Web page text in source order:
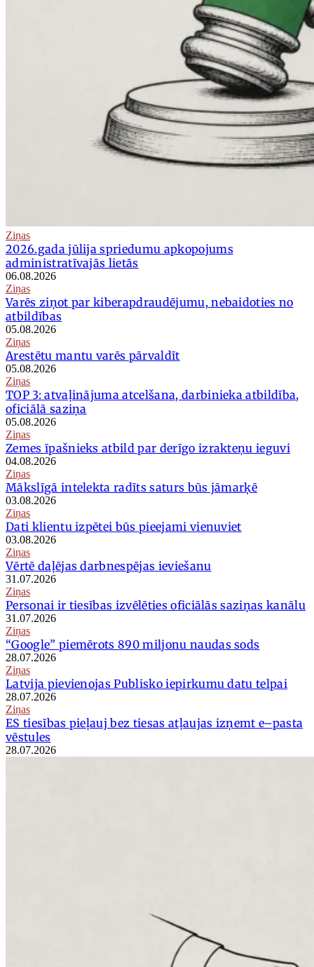
Ziņas
2026.gada jūlija spriedumu apkopojums
administratīvajās lietās
06.08.2026
Ziņas
Varēs ziņot par kiberapdraudējumu, nebaidoties no
atbildības
05.08.2026
Ziņas
Arestētu mantu varēs pārvaldīt
05.08.2026
Ziņas
TOP 3: atvaļinājuma atcelšana, darbinieka atbildība,
oficiālā saziņa
05.08.2026
Ziņas
Zemes īpašnieks atbild par derīgo izrakteņu ieguvi
04.08.2026
Ziņas
Mākslīgā intelekta radīts saturs būs jāmarķē
03.08.2026
Ziņas
Dati klientu izpētei būs pieejami vienuviet
03.08.2026
Ziņas
Vērtē daļējas darbnespējas ieviešanu
31.07.2026
Ziņas
Personai ir tiesības izvēlēties oficiālās saziņas kanālu
31.07.2026
Ziņas
“Google” piemērots 890 miljonu naudas sods
28.07.2026
Ziņas
Latvija pievienojas Publisko iepirkumu datu telpai
28.07.2026
Ziņas
ES tiesības pieļauj bez tiesas atļaujas izņemt e–pasta
vēstules
28.07.2026